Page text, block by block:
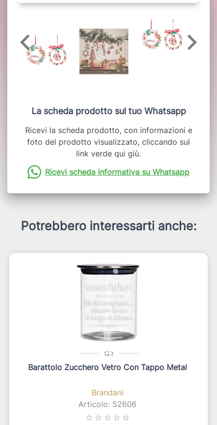
La scheda prodotto sul tuo Whatsapp
Ricevi la scheda prodotto, con informazioni e
foto del prodotto visualizzato, cliccando sul
link verde qui giù.
Ricevi scheda informativa su Whatsapp
Potrebbero interessarti anche:
Barattolo Zucchero Vetro Con Tappo Metal
Brandani
Articolo: 52606
star_border star_border star_border star_border star_border